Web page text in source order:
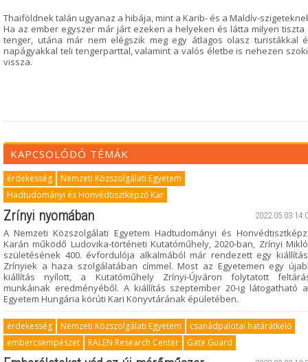
Thaiföldnek talán ugyanaz a hibája, mint a Karib- és a Maldív-
Ha az ember egyszer már járt ezeken a helyeken és látta milyen tiszta
tenger, utána már nem elégszik meg egy átlagos olasz turistákkal
napágyakkal teli tengerparttal, valamint a valós életbe is nehezen
vissza.
KAPCSOLÓDÓ TÉMÁK
érdekesség
Nemzeti Közszolgálati Egyetem
Hadtudományi és Honvédtisztképző Kar
2022.05.03
Zrínyi nyomában
A Nemzeti Közszolgálati Egyetem Hadtudományi és
Karán működő Ludovika-történeti Kutatóműhely, 2020-ban, Zrínyi
születésének 400. évfordulója alkalmából már rendezett egy
Zrínyiek a haza szolgálatában címmel. Most az Egyetemen egy
kiállítás nyílott, a Kutatóműhely Zrínyi-Újváron folytatott
munkáinak eredményéből. A kiállítás szeptember 20-ig látogatható
Egyetem Hungária körúti Kari Könyvtárának épületében.
érdekesség Nemzeti Közszolgálati Egyetem
csanádpalotai határátkelő
embercsempészet
RALEN Research Center Gate Guard